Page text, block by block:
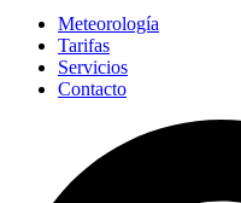
Meteorología
Tarifas
Servicios
Contacto